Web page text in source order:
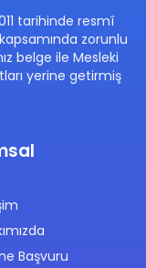
tarihinde resmî
zorunlu
belge ile Mesleki
yerine getirmiş
Başvuru